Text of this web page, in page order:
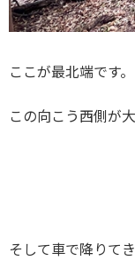
ここが最北端です。
この向こう西側が
そして車で降りて